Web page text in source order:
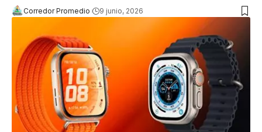
Corredor Promedio 9 junio, 2026